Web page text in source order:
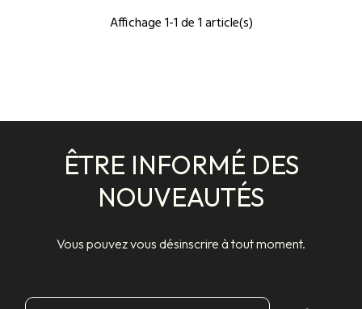
Affichage 1-1 de 1 article(s)
ÊTRE INFORMÉ DES
NOUVEAUTÉS
Vous pouvez vous désinscrire à tout moment.